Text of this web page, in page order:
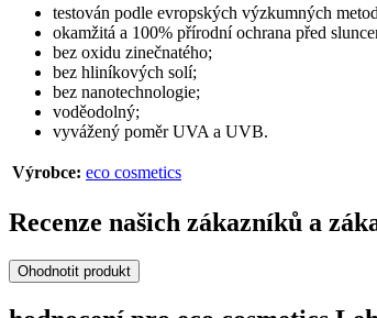
testován podle evropských výzkumných
okamžitá a 100% přírodní ochrana před
bez oxidu zinečnatého;
bez hliníkových solí;
bez nanotechnologie;
voděodolný;
vyvážený poměr UVA a UVB.
Výrobce: eco cosmetics
Recenze našich zákazníků a
Ohodnotit produkt